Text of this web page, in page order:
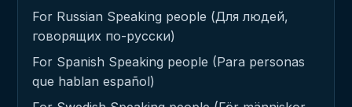
For Russian Speaking people (Для людей,
говорящих по-русски)
For Spanish Speaking people (Para personas
que hablan español)